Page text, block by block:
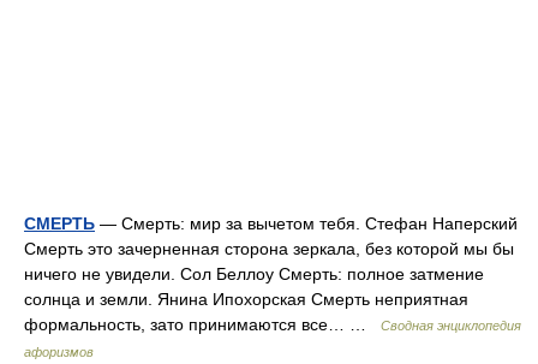
СМЕРТЬ — Смерть: мир за вычетом тебя. Стефан Наперский
Смерть это зачерненная сторона зеркала, без которой мы бы
ничего не увидели. Сол Беллоу Смерть: полное затмение
солнца и земли. Янина Ипохорская Смерть неприятная
формальность, зато принимаются все… …
Сводная энциклопедия
афоризмов